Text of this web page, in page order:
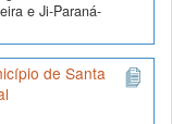
e Ji-Paraná-
de Santa